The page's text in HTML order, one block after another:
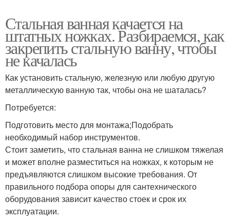
Стальная ванная качается на
штатных ножках. Разбираемся, как
закрепить стальную ванну, чтобы
не качалась
Как установить стальную, железную или любую другую
металлическую ванную так, чтобы она не шаталась?
Потребуется:
Подготовить место для монтажа;Подобрать
необходимый набор инструментов.
Стоит заметить, что стальная ванна не слишком тяжелая
и может вполне разместиться на ножках, к которым не
предъявляются слишком высокие требования. От
правильного подбора опоры для сантехнического
оборудования зависит качество стоек и срок их
эксплуатации.